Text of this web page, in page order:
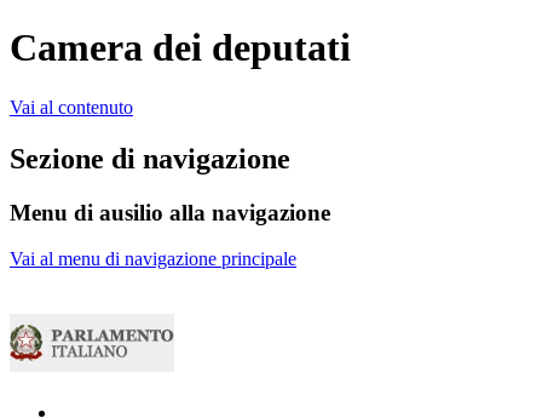
Camera dei deputati
Vai al contenuto
Sezione di navigazione
Menu di ausilio alla navigazione
Vai al menu di navigazione principale